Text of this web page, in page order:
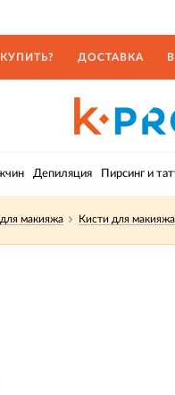
ДОСТАВКА
Депиляция Пирсинг и
макияжа Кисти для макияжа